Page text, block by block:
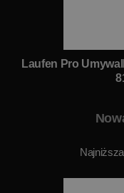
Laufen Pro